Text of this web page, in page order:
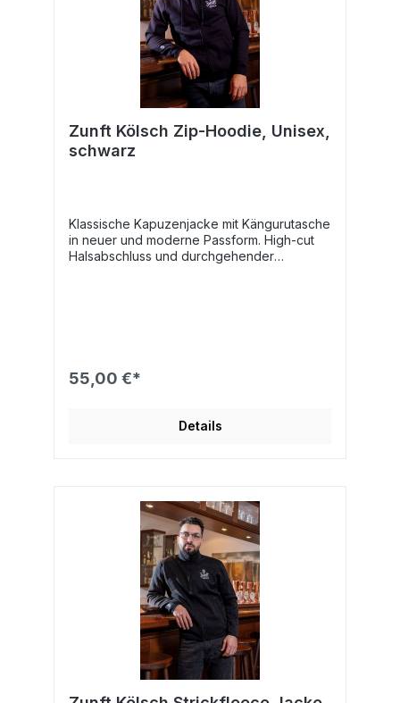
Zunft Kölsch Zip-Hoodie, Unisex,
schwarz
Klassische Kapuzenjacke mit Kängurutasche
in neuer und moderne Passform. High-cut
Halsabschluss und durchgehender
55,00 €*
Details